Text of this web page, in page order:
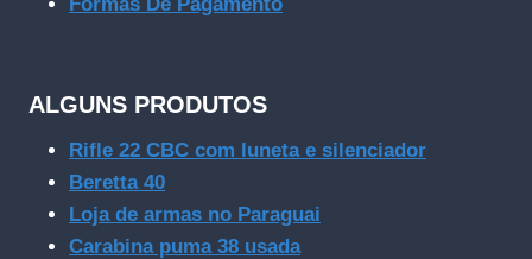
ALGUNS PRODUTOS
Rifle 22 CBC com luneta e silenciador
Beretta 40
Loja de armas no Paraguai
Carabina puma 38 usada